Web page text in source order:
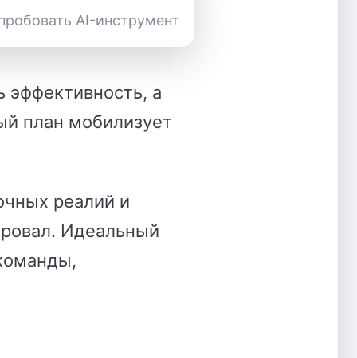
AI-инструмент
а
план мобилизует
реалий и
Идеальный